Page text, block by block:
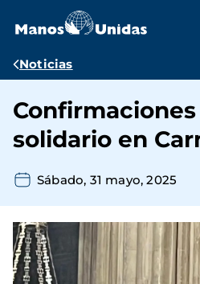
contenido
Ruta
navegación
Noticias
solidario en
Sábado, 31 mayo, 2025